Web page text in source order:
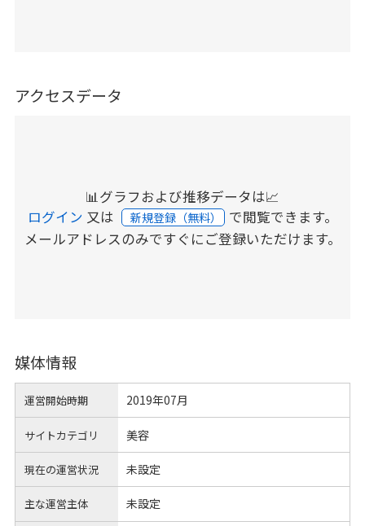
アクセスデータ
📊グラフおよび推移データは📈
ログイン 又は 新規登録（無料） で閲覧できます。
メールアドレスのみですぐにご登録いただけます。
媒体情報
運営開始時期 2019年07月
サイトカテゴリ 美容
現在の運営状況 未設定
主な運営主体 未設定